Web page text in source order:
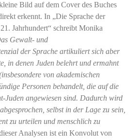
Bild auf dem Cover des Buches
erkennt. In „Die Sprache der
Jahrhundert“ schreibt Monika
Gewalt- und
der Sprache artikuliert sich aber
in denen Juden belehrt und ermahnt
von akademischen
Personen behandelt, die auf die
Juden angewiesen sind. Dadurch wird
selbst in der Lage zu sein,
zu urteilen und menschlich zu
Analysen ist ein Konvolut von